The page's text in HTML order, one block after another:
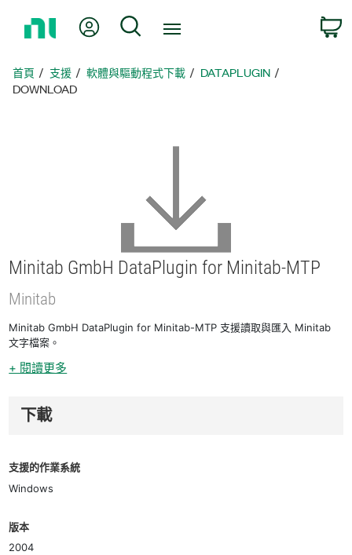
頁
我的帳號 搜尋
首頁 支援 軟體與驅動程式下載
DATAPLUGIN
DOWNLOAD
Minitab GmbH DataPlugin for Minitab-MTP
Minitab
Minitab GmbH DataPlugin for Minitab-MTP 支援讀取與匯入 Minitab
文字檔案。
+ 閱讀更多
下載
支援的作業系統
Windows
版本
2004